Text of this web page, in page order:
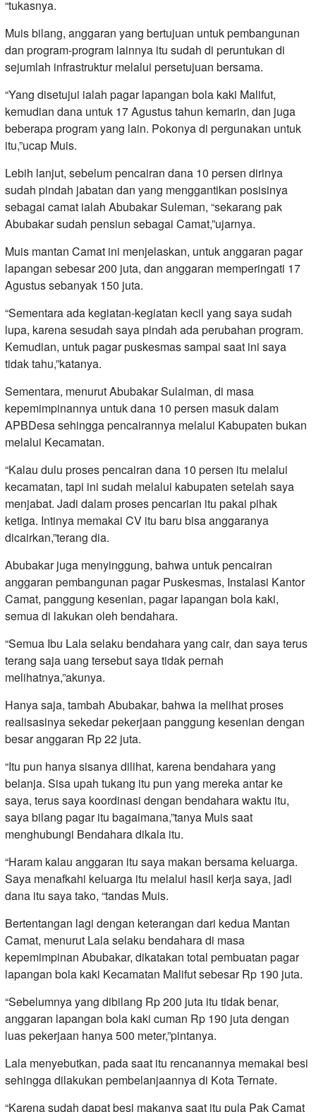
“tukasnya.
Muis bilang, anggaran yang bertujuan untuk pembangunan
dan program-program lainnya itu sudah di peruntukan di
sejumlah infrastruktur melalui persetujuan bersama.
“Yang disetujui ialah pagar lapangan bola kaki Malifut,
kemudian dana untuk 17 Agustus tahun kemarin, dan juga
beberapa program yang lain. Pokonya di pergunakan untuk
itu,”ucap Muis.
Lebih lanjut, sebelum pencairan dana 10 persen dirinya
sudah pindah jabatan dan yang menggantikan posisinya
sebagai camat ialah Abubakar Suleman, “sekarang pak
Abubakar sudah pensiun sebagai Camat,”ujarnya.
Muis mantan Camat ini menjelaskan, untuk anggaran pagar
lapangan sebesar 200 juta, dan anggaran memperingati 17
Agustus sebanyak 150 juta.
“Sementara ada kegiatan-kegiatan kecil yang saya sudah
lupa, karena sesudah saya pindah ada perubahan program.
Kemudian, untuk pagar puskesmas sampai saat ini saya
tidak tahu,”katanya.
Sementara, menurut Abubakar Sulaiman, di masa
kepemimpinannya untuk dana 10 persen masuk dalam
APBDesa sehingga pencairannya melalui Kabupaten bukan
melalui Kecamatan.
“Kalau dulu proses pencairan dana 10 persen itu melalui
kecamatan, tapi ini sudah melalui kabupaten setelah saya
menjabat. Jadi dalam proses pencarian itu pakai pihak
ketiga. Intinya memakai CV itu baru bisa anggaranya
dicairkan,”terang dia.
Abubakar juga menyinggung, bahwa untuk pencairan
anggaran pembangunan pagar Puskesmas, Instalasi Kantor
Camat, panggung kesenian, pagar lapangan bola kaki,
semua di lakukan oleh bendahara.
“Semua Ibu Lala selaku bendahara yang cair, dan saya terus
terang saja uang tersebut saya tidak pernah
melihatnya,”akunya.
Hanya saja, tambah Abubakar, bahwa ia melihat proses
realisasinya sekedar pekerjaan panggung kesenian dengan
besar anggaran Rp 22 juta.
“Itu pun hanya sisanya dilihat, karena bendahara yang
belanja. Sisa upah tukang itu pun yang mereka antar ke
saya, terus saya koordinasi dengan bendahara waktu itu,
saya bilang pagar itu bagaimana,”tanya Muis saat
menghubungi Bendahara dikala itu.
“Haram kalau anggaran itu saya makan bersama keluarga.
Saya menafkahi keluarga itu melalui hasil kerja saya, jadi
dana itu saya tako, “tandas Muis.
Bertentangan lagi dengan keterangan dari kedua Mantan
Camat, menurut Lala selaku bendahara di masa
kepemimpinan Abubakar, dikatakan total pembuatan pagar
lapangan bola kaki Kecamatan Malifut sebesar Rp 190 juta.
“Sebelumnya yang dibilang Rp 200 juta itu tidak benar,
anggaran lapangan bola kaki cuman Rp 190 juta dengan
luas pekerjaan hanya 500 meter,”pintanya.
Lala menyebutkan, pada saat itu rencanannya memakai besi
sehingga dilakukan pembelanjaannya di Kota Ternate.
“Karena sudah dapat besi makanya saat itu pula Pak Camat